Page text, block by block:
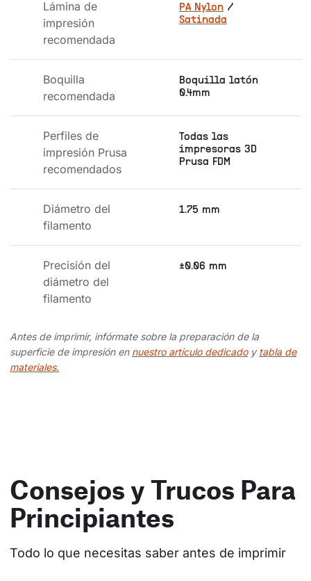
Lámina de
impresión
recomendada
PA Nylon /
Satinada
Boquilla
recomendada
Boquilla latón
0.4mm
Perfiles de
impresión Prusa
recomendados
Todas las
impresoras 3D
Prusa FDM
Diámetro del
filamento
1.75 mm
Precisión del
diámetro del
filamento
±0.06 mm
Antes de imprimir, infórmate sobre la preparación de la
superficie de impresión en nuestro artículo dedicadoy tabla de
materiales.
Consejos y Trucos Para
Principiantes
Todo lo que necesitas saber antes de imprimir